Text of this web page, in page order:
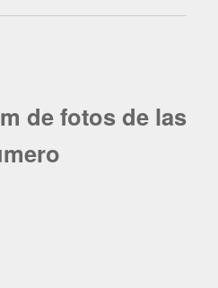
de fotos de las